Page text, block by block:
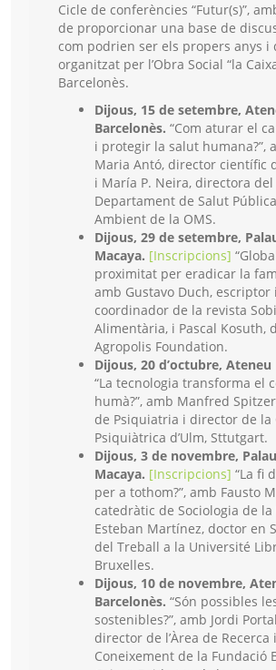
Cicle de conferències “Futur(s)”,
de proporcionar una base de
com podrien ser els propers anys i
organitzat per l’Obra Social “la
Barcelonès.
Dijous, 15 de setembre,
Barcelonès. “Com aturar el
i protegir la salut humana?”,
Maria Antó, director científic
i María P. Neira, directora del
Departament de Salut
Ambient de la OMS.
Dijous, 29 de setembre,
Macaya. [Inscripcions]
proximitat per eradicar la
amb Gustavo Duch, escriptor i
coordinador de la revista
Alimentària, i Pascal Kosuth,
Agropolis Foundation.
Dijous, 20 d’octubre, Ateneu
“La tecnologia transforma el
humà?”, amb Manfred
de Psiquiatria i director de la
Psiquiàtrica d’Ulm, Sttutgart.
Dijous, 3 de novembre, Palau
Macaya. [Inscripcions] “La fi
per a tothom?”, amb Fausto
catedràtic de Sociologia de la
Esteban Martínez, doctor en
del Treball a la Université
Bruxelles.
Dijous, 10 de novembre,
Barcelonès. “Són possibles
sostenibles?”, amb Jordi
director de l’Àrea de Recerca i
Coneixement de la Fundació